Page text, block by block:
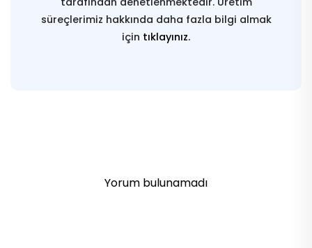
süreçlerimiz hakkında daha fazla bilgi almak
için tıklayınız.
Yorum bulunamadı